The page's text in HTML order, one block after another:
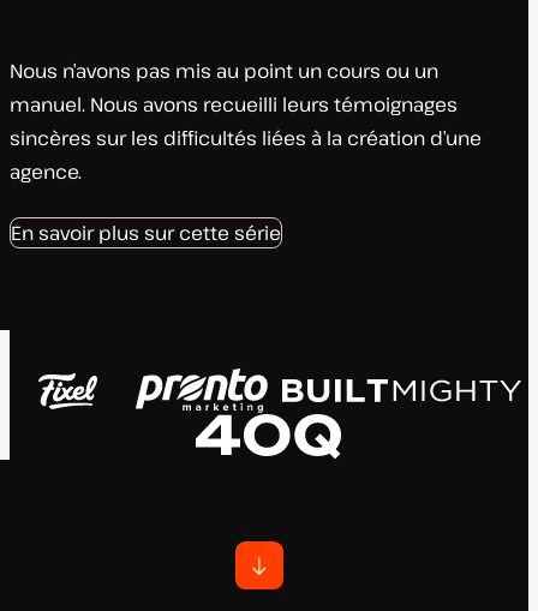
Nous n’avons pas mis au point un cours ou un
manuel. Nous avons recueilli leurs témoignages
sincères sur les difficultés liées à la création d’une
agence.
En savoir plus sur cette série